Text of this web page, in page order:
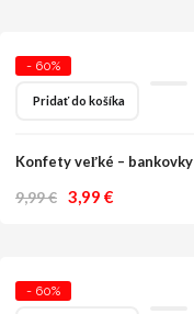
9,99 €.
- 60%
Pridať do košíka
Konfety veľké – bankovky
9,99€ Original
9,99 €.
3,99 €
- 60%